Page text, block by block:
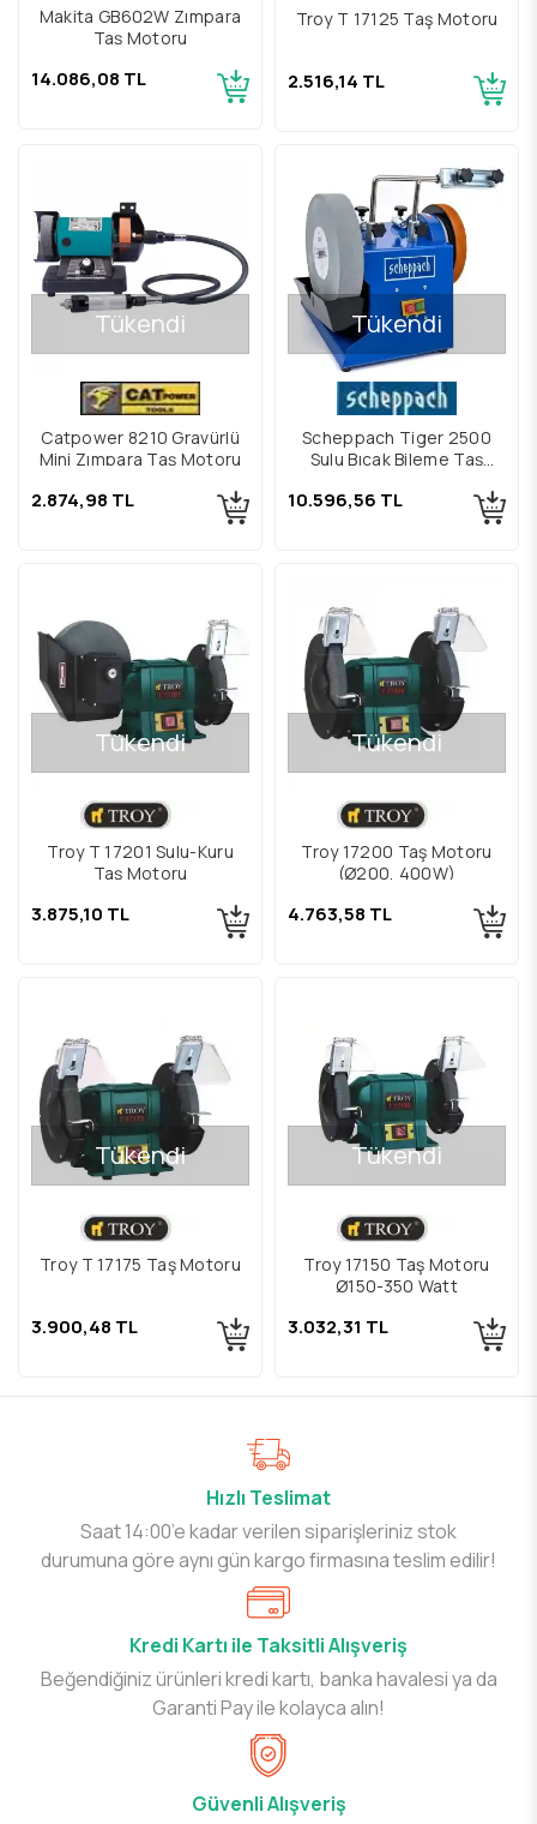
Makita GB602W Zımpara
Taş Motoru
14.086,08 TL
Troy T 17125 Taş Motoru
2.516,14 TL
Tükendi
Catpower 8210 Gravürlü
Mini Zımpara Taş Motoru
2.874,98 TL
Tükendi
Scheppach Tiger 2500
Sulu Bıçak Bileme Taş
10.596,56 TL
Tükendi
Troy T 17201 Sulu-Kuru
Taş Motoru
3.875,10 TL
Tükendi
Troy 17200 Taş Motoru
(Ø200, 400W)
4.763,58 TL
Tükendi
Troy T 17175 Taş Motoru
3.900,48 TL
Tükendi
Troy 17150 Taş Motoru
Ø150-350 Watt
3.032,31 TL
Hızlı Teslimat
Saat 14:00’e kadar verilen siparişleriniz stok
durumuna göre aynı gün kargo firmasına teslim edilir!
Kredi Kartı ile Taksitli Alışveriş
Beğendiğiniz ürünleri kredi kartı, banka havalesi ya da
Garanti Pay ile kolayca alın!
Güvenli Alışveriş